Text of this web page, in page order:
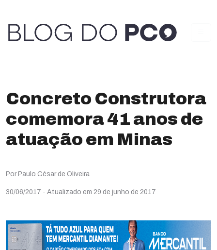
Concreto Construtora
comemora 41 anos de
atuação em Minas
Por Paulo César de Oliveira
30/06/2017 - Atualizado em 29 de junho de 2017